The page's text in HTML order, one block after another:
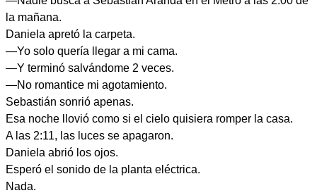
la mañana.
Daniela apretó la carpeta.
—Yo solo quería llegar a mi cama.
—Y terminó salvándome 2 veces.
—No romantice mi agotamiento.
Sebastián sonrió apenas.
Esa noche llovió como si el cielo quisiera romper la casa.
A las 2:11, las luces se apagaron.
Daniela abrió los ojos.
Esperó el sonido de la planta eléctrica.
Nada.